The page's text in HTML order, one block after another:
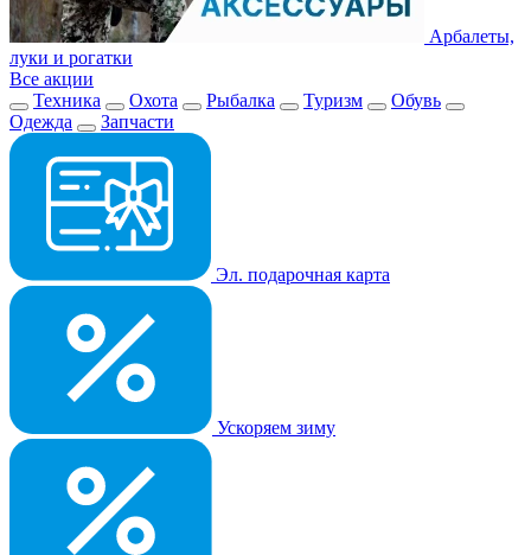
Арбалеты,
луки и рогатки
Все акции
Техника
Охота Рыбалка Туризм
Обувь
Одежда
Запчасти
Эл. подарочная карта
Ускоряем зиму